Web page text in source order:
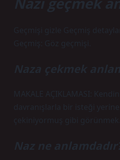
Geçmişi gizle Geçmiş
Geçmiş: Göz geçmişi.
Naza çekmek
MAKALE AÇIKLAMASI:
davranışlarla bir isteği
çekiniyormuş gibi görünmek.
Naz ne anlamdadır?